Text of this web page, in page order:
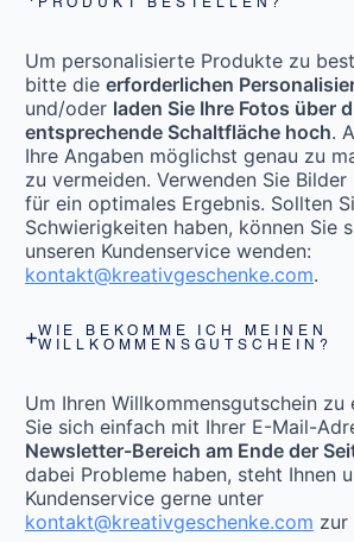
PRODUKT BESTELLEN?
Um personalisierte Produkte zu
bitte die erforderlichen
und/oder laden Sie Ihre Fotos über
entsprechende Schaltfläche hoch.
Ihre Angaben möglichst genau zu
zu vermeiden. Verwenden Sie
für ein optimales Ergebnis. Sollten
Schwierigkeiten haben, können Sie
unseren Kundenservice wenden:
kontakt@kreativgeschenke.com.
WIE BEKOMME ICH MEINEN
WILLKOMMENSGUTSCHEIN?
Um Ihren Willkommensgutschein zu
Sie sich einfach mit Ihrer E-Mail-
Newsletter-Bereich am Ende der
dabei Probleme haben, steht Ihnen
Kundenservice gerne unter
kontakt@kreativgeschenke.com zur